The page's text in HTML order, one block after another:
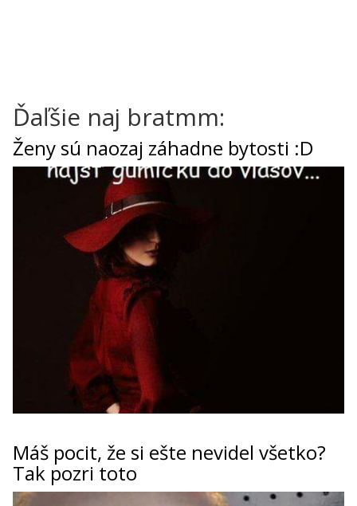
Ďaľšie naj bratmm:
Ženy sú naozaj záhadne bytosti :D
Máš pocit, že si ešte nevidel všetko?
Tak pozri toto